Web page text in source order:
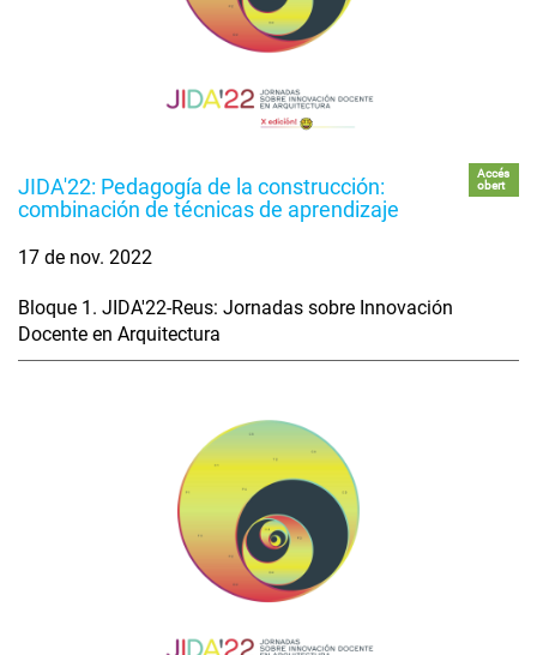
JIDA'22: Pedagogía de la construcción:
combinación de técnicas de aprendizaje
Accés
obert
17 de nov. 2022
Bloque 1. JIDA'22-Reus: Jornadas sobre Innovación
Docente en Arquitectura